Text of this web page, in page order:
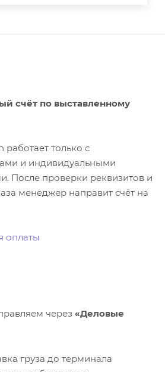
счёт по выставленному
работает только с
и индивидуальными
После проверки реквизитов и
менеджер направит счёт на
оплаты
через «Деловые
груза до терминала